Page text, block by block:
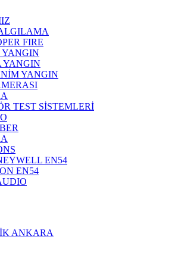
FIRE
YANGIN
YANGIN
YANGIN
TEST SİSTEMLERİ
EN54
EN54